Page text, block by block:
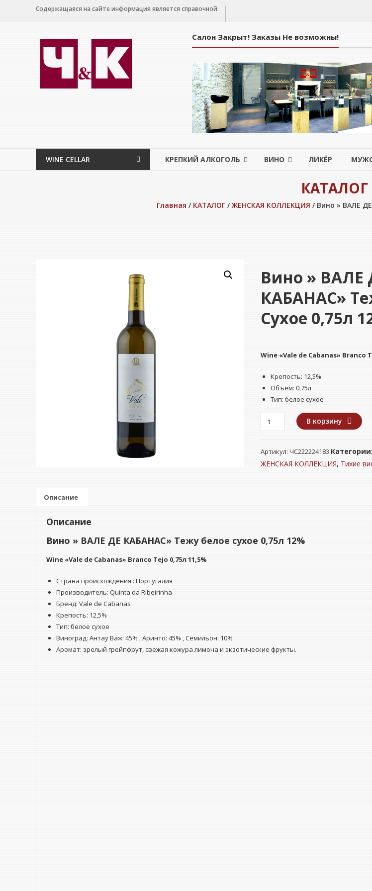
Содержащаяся на сайте информация является справочной.
WINE
CELLAR
Салон Закрыт! Заказы Не возможны!
WINE CELLAR КРЕПКИЙ АЛКОГОЛЬ ВИНО ЛИКЁР
КАТАЛОГ
Главная / КАТАЛОГ/ЖЕНСКАЯ КОЛЛЕКЦИЯ / Вино » ВАЛЕ
Вино » ВАЛЕ
КАБАНАС»
Сухое 0,75л
Wine «Vale de Cabanas» Branco
Крепость: 12,5%
Объем: 0,75л
Тип: белое сухое
Количество
товара
Вино
"
ВАЛЕ
КАБАНАС"
белое
12%
В корзину
Артикул:ЧС222224183
ЖЕНСКАЯ КОЛЛЕКЦИЯ, Тихие
Описание
Описание
Вино » ВАЛЕ ДЕ КАБАНАС» Тежу белое сухое 0,75л 12%
Wine «Vale de Cabanas» Branco Tejo 0,75л 11,5%
Страна происхождения : Португалия
Производитель: Quinta da Ribeirinha
Бренд: Vale de Cabanas
Крепость: 12,5%
Тип: белое сухое
Виноград: Антау Важ: 45% , Аринто: 45% , Семильон: 10%
Аромат: зрелый грейпфрут, свежая кожура лимона и экзотические фрукты.